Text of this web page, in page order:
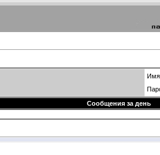
Имя
Сообщения за день